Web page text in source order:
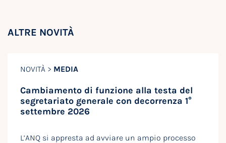
ALTRE NOVITÀ
NOVITÀ > MEDIA
Cambiamento di funzione alla testa del
segretariato generale con decorrenza 1°
settembre 2026
L’ANQ si appresta ad avviare un ampio processo